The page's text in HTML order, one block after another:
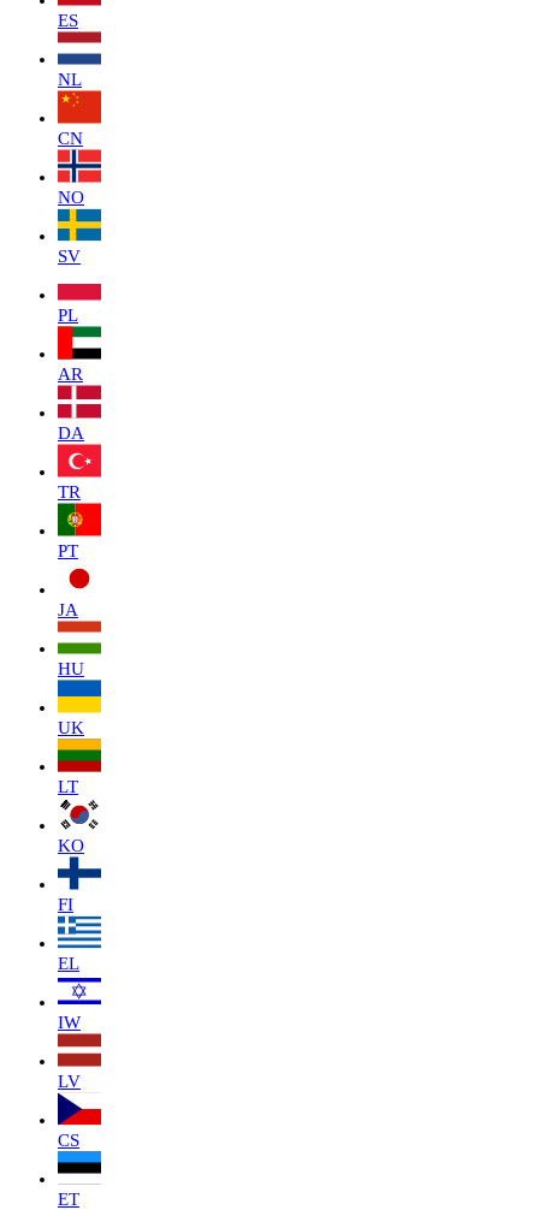
ES
NL
CN
NO
SV
PL
AR
DA
TR
PT
JA
HU
UK
LT
KO
FI
EL
IW
LV
CS
ET